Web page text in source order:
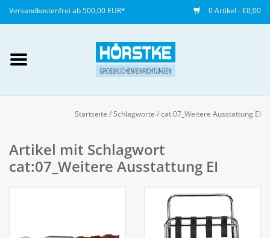
Versandkostenfrei ab 500,00 EUR* 0 Artikel - €0,00
anlegen
NEU
Startseite /Schlagworte /cat:07_Weitere Ausstattung EI
Artikel mit Schlagwort
cat:07_Weitere Ausstattung EI